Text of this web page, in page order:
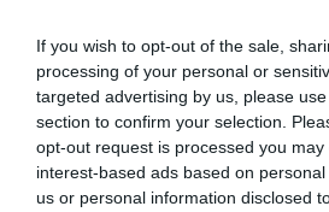
If you wish to opt-out of the sale,
processing of your personal or
targeted advertising by us, please
section to confirm your selection.
opt-out request is processed you may
interest-based ads based on
us or personal information disclosed
20:30
Τοποθεσία:
Θέατρο Άλσος, Ευελπίδων 4,
Άρεως, Αθήνα